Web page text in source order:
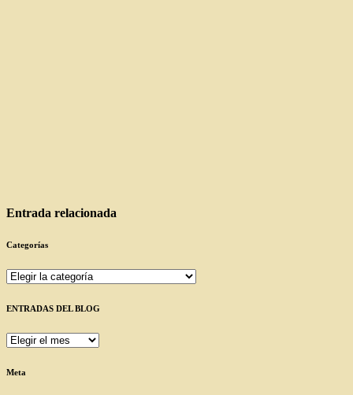
Entrada relacionada
Categorías
Categorías
ENTRADAS DEL BLOG
ENTRADAS
BLOG
Meta